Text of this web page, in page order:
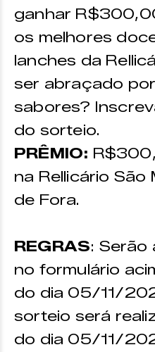
ganhar
os melhores
lanches da
ser abraçado
sabores?
do sorteio.
PRÊMIO:
na Rellicário São
de Fora.
REGRAS: Serão
no formulário
do dia 05/11/
sorteio será
do dia 05/11/